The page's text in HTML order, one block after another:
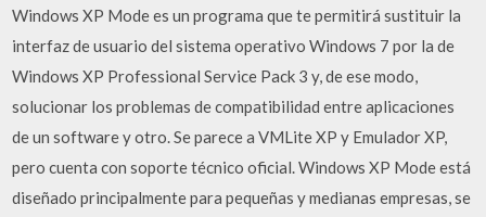
Windows XP Mode es un programa que te permitirá sustituir la
interfaz de usuario del sistema operativo Windows 7 por la de
Windows XP Professional Service Pack 3 y, de ese modo,
solucionar los problemas de compatibilidad entre aplicaciones
de un software y otro. Se parece a VMLite XP y Emulador XP,
pero cuenta con soporte técnico oficial. Windows XP Mode está
diseñado principalmente para pequeñas y medianas empresas, se